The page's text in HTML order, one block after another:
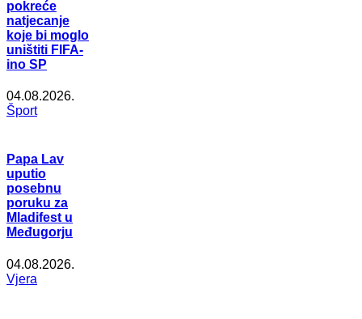
pokreće
natjecanje
koje bi moglo
uništiti FIFA-
ino SP
04.08.2026.
Šport
Papa Lav
uputio
posebnu
poruku za
Mladifest u
Međugorju
04.08.2026.
Vjera